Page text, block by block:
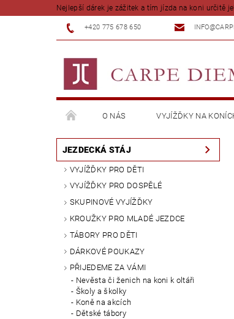
Nejlepší dárek je zážitek a tím jízda na koni určitě
+420 775 678 650
O NÁS VYJÍŽĎKY NA
JEZDECKÁ STÁJ
VYJÍŽĎKY PRO DĚTI
VYJÍŽĎKY PRO DOSPĚLÉ
SKUPINOVÉ VYJÍŽĎKY
KROUŽKY PRO MLADÉ JEZDCE
TÁBORY PRO DĚTI
DÁRKOVÉ POUKAZY
PŘIJEDEME ZA VÁMI
Nevěsta či ženich na koni k oltáři
Školy a školky
Koně na akcích
Dětské tábory